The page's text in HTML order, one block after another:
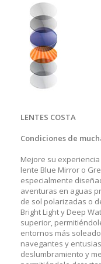
LENTES COSTA
Condiciones de
Mejore su
lente Blue Mirror o
especialmente
aventuras en aguas
de sol polarizadas o
Bright Light y Deep
superior,
entornos más
navegantes y
deslumbramiento y